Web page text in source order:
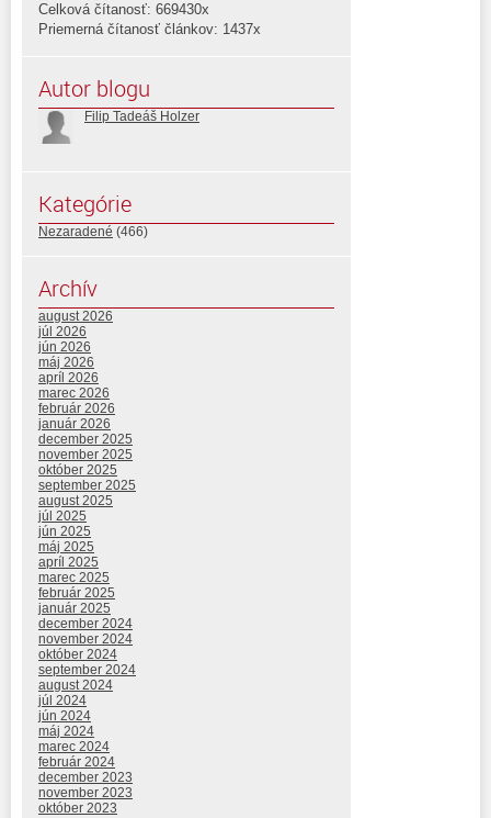
Celková čítanosť: 669430x
Priemerná čítanosť článkov: 1437x
Autor blogu
Filip Tadeáš Holzer
Kategórie
Nezaradené (466)
Archív
august 2026
júl 2026
jún 2026
máj 2026
apríl 2026
marec 2026
február 2026
január 2026
december 2025
november 2025
október 2025
september 2025
august 2025
júl 2025
jún 2025
máj 2025
apríl 2025
marec 2025
február 2025
január 2025
december 2024
november 2024
október 2024
september 2024
august 2024
júl 2024
jún 2024
máj 2024
marec 2024
február 2024
december 2023
november 2023
október 2023